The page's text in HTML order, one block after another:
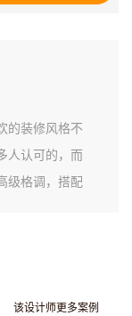
的装修风格不
人认可的，而
级格调，搭配
。
该设计师更多案例